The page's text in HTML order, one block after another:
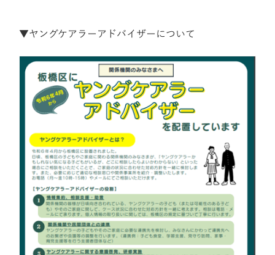
▼ヤングケアラーアドバイザーについて